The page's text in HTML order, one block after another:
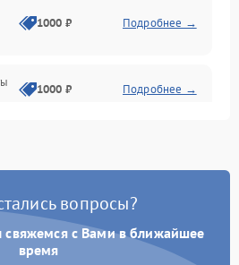
1000 ₽ Подробнее →
1000 ₽ Подробнее →
1000 ₽ Подробнее →
вопросы?
свяжемся с Вами в ближайшее
время